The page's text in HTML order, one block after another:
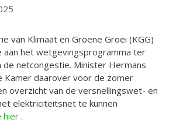
van Klimaat en Groene Groei (KGG)
aan het wetgevingsprogramma ter
de netcongestie. Minister Hermans
Kamer daarover voor de zomer
overzicht van de versnellingswet- en
elektriciteitsnet te kunnen
hier .